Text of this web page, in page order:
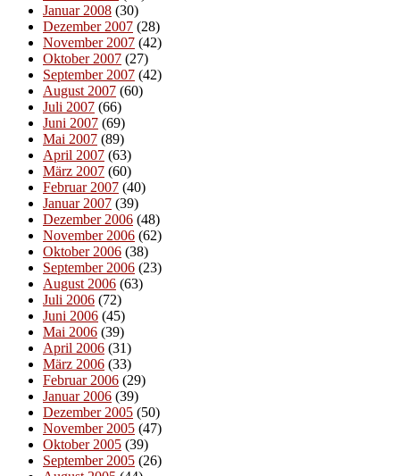
Januar 2008 (30)
Dezember 2007 (28)
November 2007 (42)
Oktober 2007 (27)
September 2007 (42)
August 2007 (60)
Juli 2007 (66)
Juni 2007 (69)
Mai 2007 (89)
April 2007 (63)
März 2007 (60)
Februar 2007 (40)
Januar 2007 (39)
Dezember 2006 (48)
November 2006 (62)
Oktober 2006 (38)
September 2006 (23)
August 2006 (63)
Juli 2006 (72)
Juni 2006 (45)
Mai 2006 (39)
April 2006 (31)
März 2006 (33)
Februar 2006 (29)
Januar 2006 (39)
Dezember 2005 (50)
November 2005 (47)
Oktober 2005 (39)
September 2005 (26)